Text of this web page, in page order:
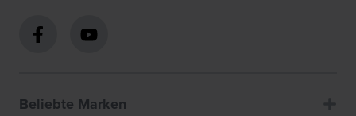
Beliebte Marken